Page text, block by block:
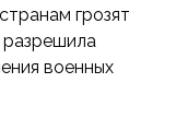
грозят
военных